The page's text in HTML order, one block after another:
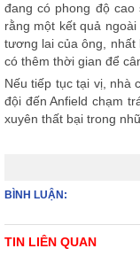
đang có phong độ cao
rằng một kết quả
tương lai của ông, nhất
có thêm thời gian để
Nếu tiếp tục tại vị, nhà
đội đến Anfield chạm
xuyên thất bại trong
BÌNH LUẬN:
TIN LIÊN QUAN